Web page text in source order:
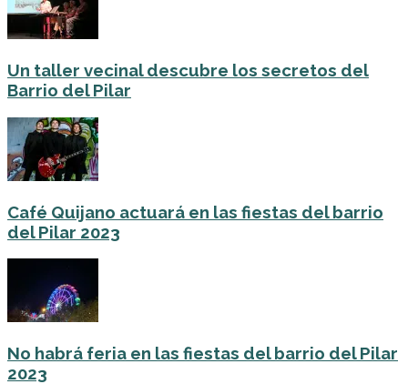
Un taller vecinal descubre los secretos del
Barrio del Pilar
Café Quijano actuará en las fiestas del barrio
del Pilar 2023
No habrá feria en las fiestas del barrio del Pilar
2023